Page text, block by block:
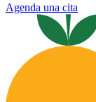
Agenda una cita